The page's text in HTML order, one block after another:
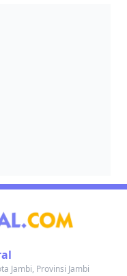
Jambi, Provinsi Jambi